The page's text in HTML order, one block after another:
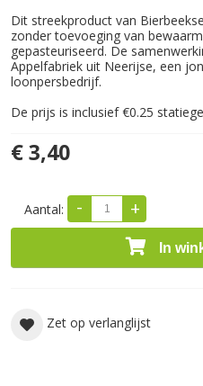
Dit streekproduct van
zonder toevoeging van
gepasteuriseerd. De
Appelfabriek uit Neerijse, een
loonpersbedrijf.
De prijs is inclusief €0.25
€ 3,40
Aantal: - +
In
Zet op verlanglijst